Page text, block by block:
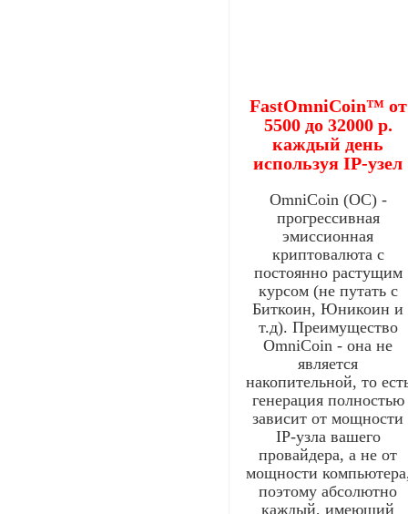
FastOmniCoin™ от
5500 до 32000 р.
каждый день
используя IP-узел
OmniCoin (OC) -
прогрессивная
эмиссионная
криптовалюта с
постоянно растущим
курсом (не путать с
Биткоин, Юникоин и
т.д). Преимущество
OmniCoin - она не
является
накопительной, то
генерация полностью
зависит от мощности
IP-узла вашего
провайдера, а не от
мощности
поэтому абсолютно
каждый, имеющий